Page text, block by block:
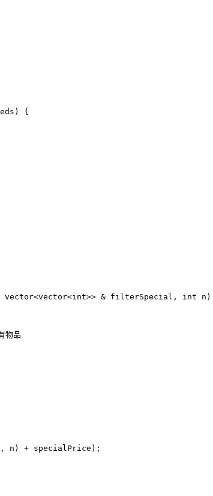
)
{
vector<vector<int>> & filterSpecial , int n )
, n ) + specialPrice );